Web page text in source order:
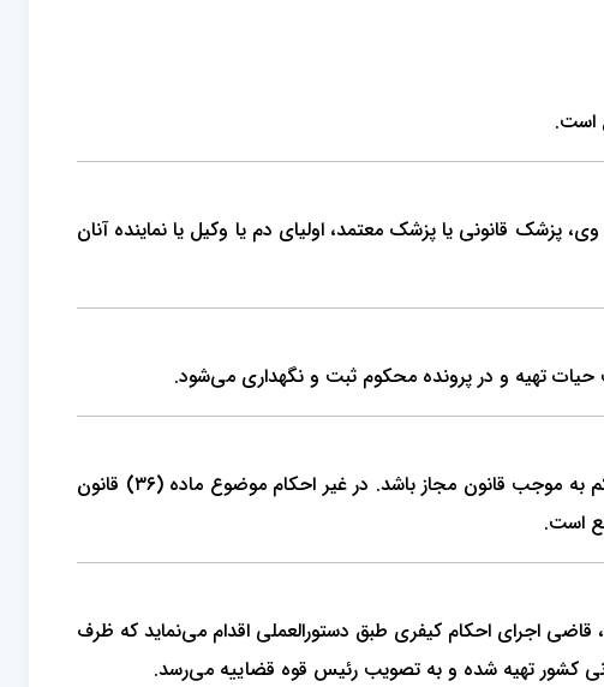
است.
قانونی یا پزشک معتمد، اولیای دم یا وکیل یا نماینده آنان
حیات تهیه و در پرونده محکوم ثبت و نگهداری می‌شود.
انتشار مراتب اجرای حکم مشتمل بر مشخصات محکوم، نوع جرم و خلاصه حکم، در صورتی ممکن است که انتشار مفاد حکم به موجب قانون مجاز باشد. در غیر احکام موضوع ماده (۳۶) قانون
است.
اجرای احکام کیفری طبق دستورالعملی اقدام می‌نماید که ظرف
کشور تهیه شده و به تصویب رئیس قوه قضاییه می‌رسد.